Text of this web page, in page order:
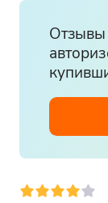
Отзывы